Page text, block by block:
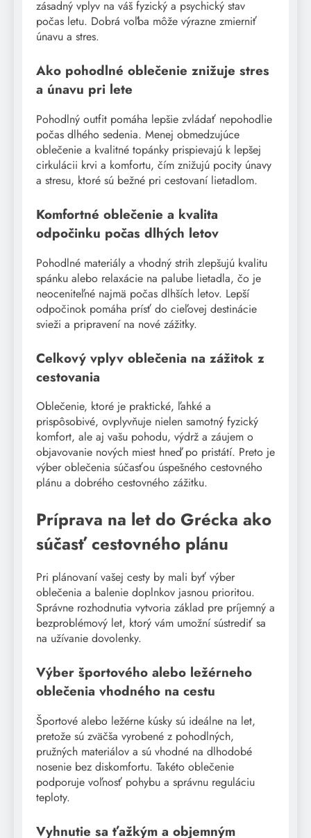
zásadný vplyv na váš fyzický a psychický stav
počas letu. Dobrá voľba môže výrazne zmierniť
únavu a stres.
Ako pohodlné oblečenie znižuje stres
a únavu pri lete
Pohodlný outfit pomáha lepšie zvládať nepohodlie
počas dlhého sedenia. Menej obmedzujúce
oblečenie a kvalitné topánky prispievajú k lepšej
cirkulácii krvi a komfortu, čím znižujú pocity únavy
a stresu, ktoré sú bežné pri cestovaní lietadlom.
Komfortné oblečenie a kvalita
odpočinku počas dlhých letov
Pohodlné materiály a vhodný strih zlepšujú kvalitu
spánku alebo relaxácie na palube lietadla, čo je
neoceniteľné najmä počas dlhších letov. Lepší
odpočinok pomáha prísť do cieľovej destinácie
svieži a pripravení na nové zážitky.
Celkový vplyv oblečenia na zážitok z
cestovania
Oblečenie, ktoré je praktické, ľahké a
prispôsobivé, ovplyvňuje nielen samotný fyzický
komfort, ale aj vašu pohodu, výdrž a záujem o
objavovanie nových miest hneď po pristátí. Preto je
výber oblečenia súčasťou úspešného cestovného
plánu a dobrého cestovného zážitku.
Príprava na let do Grécka ako
súčasť cestovného plánu
Pri plánovaní vašej cesty by mali byť výber
oblečenia a balenie doplnkov jasnou prioritou.
Správne rozhodnutia vytvoria základ pre príjemný a
bezproblémový let, ktorý vám umožní sústrediť sa
na užívanie dovolenky.
Výber športového alebo ležérneho
oblečenia vhodného na cestu
Športové alebo ležérne kúsky sú ideálne na let,
pretože sú zväčša vyrobené z pohodlných,
pružných materiálov a sú vhodné na dlhodobé
nosenie bez diskomfortu. Takéto oblečenie
podporuje voľnosť pohybu a správnu reguláciu
teploty.
Vyhnutie sa ťažkým a objemným